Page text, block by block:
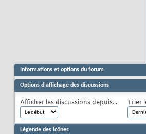
Informations et options du forum
Options d'affichage des discussions
Afficher les discussions depuis... Trier
Légende des icônes